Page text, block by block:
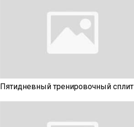
Пятидневный тренировочный сплит